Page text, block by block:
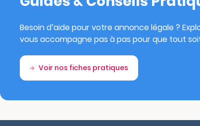
Besoin d’aide pour votre annonce légale ?
vous accompagne pas à pas pour que tout
Voir nos fiches pratiques